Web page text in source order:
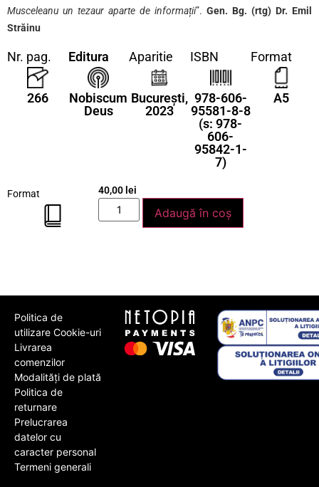
Musceleanu un tezaur aparte de informații”. Gen. Bg. (rtg) Dr. Emil
Străinu
Nr. pag.
266
Editura
Nobiscum
Deus
Aparitie
București,
2023
ISBN
978-606-
95581-8-8
(s: 978-
606-
95842-1-
7)
Format
A5
Format 40,00 lei
Adaugă în coș
Politica de
utilizare Cookie-uri
Livrarea
comenzilor
Modalități de plată
Politica de
returnare
Prelucrarea
datelor cu
caracter personal
Termeni generali